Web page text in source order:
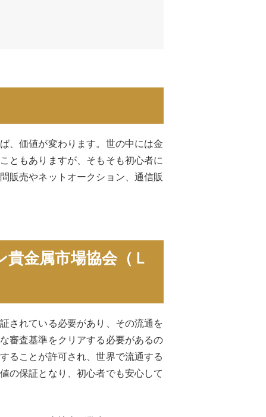
、価値が変わります。世の中には金
ともありますが、そもそも初心者に
販売やネットオークション、通信販
金属市場協会（Ｌ
されている必要があり、その流通を
審査基準をクリアする必要があるの
ることが許可され、世界で流通する
の保証となり、初心者でも安心して